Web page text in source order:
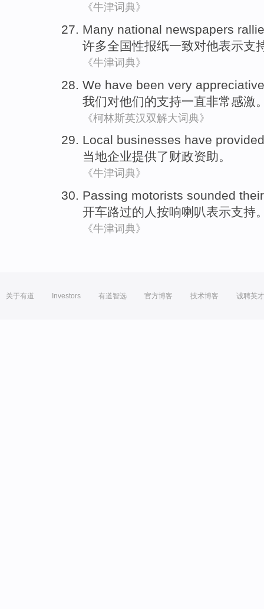
《牛津词典》
Many national newspapers
许多全国性报纸一致对他表示支
《牛津词典》
We have been very appreciative
我们对他们的支持一直非常感激
《柯林斯英汉双解大词典》
Local businesses have provided
当地企业提供了 财政资助。
《牛津词典》
Passing motorists sounded
开车路过的人 按响喇叭表示支持
《牛津词典》
关于有道 Investors 有道智选 官方博客 技术博客 诚聘英才